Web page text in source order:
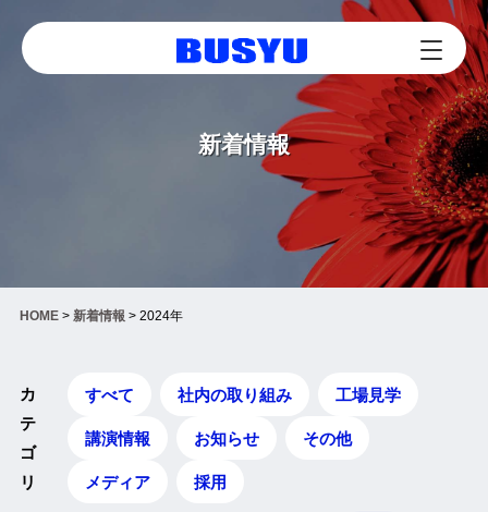
新着情報
HOME> 新着情報 > 2024年
カ
テ
ゴ
リ
すべて 社内の取り組み 工場見学
講演情報 お知らせ その他
メディア 採用